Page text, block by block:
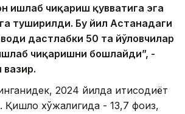
ишлаб чиқариш қувватига эга
туширилди. Бу йил Астанадаги
дастлабки 50 та йўловчилар
чиқаришни бошлайди”, -
2024 йилда иқтисодиёт
Қишлоқ хўжалигида - 13,7 фоиз,